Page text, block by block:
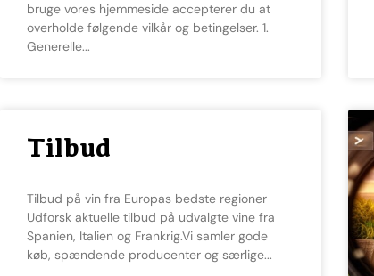
bruge vores hjemmeside accepterer du at
overholde følgende vilkår og betingelser. 1.
Generelle
Tilbud
Tilbud på vin fra Europas bedste regioner
Udforsk aktuelle tilbud på udvalgte vine fra
Spanien, Italien og Frankrig.Vi samler gode
køb, spændende producenter og særlige